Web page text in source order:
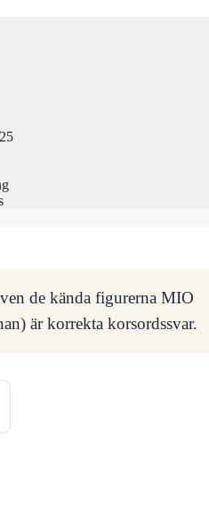
de kända figurerna MIO
är korrekta korsordssvar.